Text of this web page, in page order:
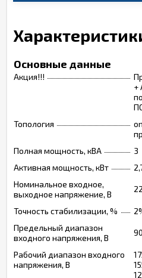
Основные данные
Акция!!!
+
Топология
Полная мощность, кВА
3
Активная мощность, кВт
Номинальное входное,
выходное напряжение, В
Точность стабилизации, %
Предельный диапазон
входного напряжения, В
Рабочий диапазон входного
напряжения, В